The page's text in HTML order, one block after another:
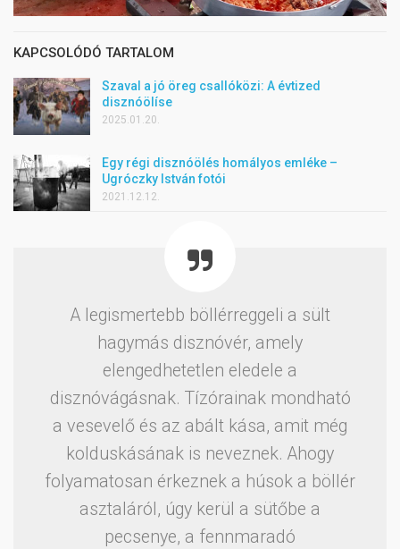
KAPCSOLÓDÓ TARTALOM
Szaval a jó öreg csallóközi: A évtized
disznóölíse
2025.01.20.
Egy régi disznóölés homályos emléke –
Ugróczky István fotói
2021.12.12.
A legismertebb böllérreggeli a sült
hagymás disznóvér, amely
elengedhetetlen eledele a
disznóvágásnak. Tízórainak mondható
a vesevelő és az abált kása, amit még
kolduskásának is neveznek. Ahogy
folyamatosan érkeznek a húsok a böllér
asztaláról, úgy kerül a sütőbe a
pecsenye, a fennmaradó